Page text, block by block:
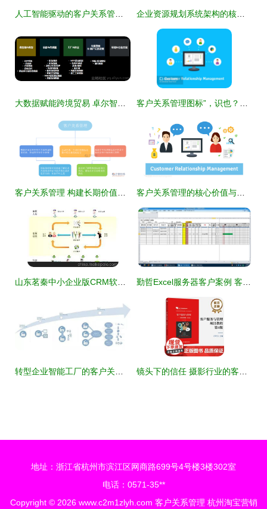
人工智能驱动的客户关系管理培训 重塑行业服务新生态 企业资源规划系统架构的核心模块与协同关系 以BI、生产、客户关系管理与HR为例
大数据赋能跨境贸易 卓尔智联如何为客户打造智慧分析引擎‌ 客户关系管理图标”，识也？匠也？
客户关系管理 构建长期价值的核心战略 客户关系管理的核心价值与实践路径
山东茗秦中小企业版CRM软件 价格、厂家与功能全解析 勤哲Excel服务器客户案例 客户关系管理系统的化繁为简之道
转型企业智能工厂的客户关系管理 思考与建设重点 镜头下的信任 摄影行业的客户关系管理艺术
地址：浙江省杭州市滨江区网商路699号4号楼3楼302室
电话：0571-35**
Copyright © 2026 www.c2m1zlyh.com 客户关系管理‌ 杭州淘宝营销